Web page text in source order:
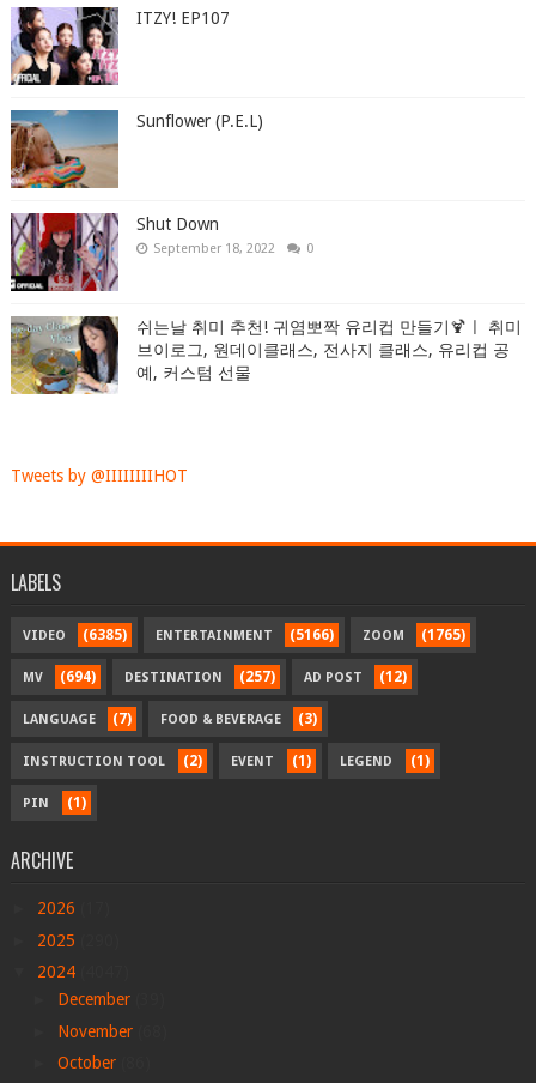
ITZY! EP107
Sunflower (P.E.L)
Shut Down
September 18, 2022 0
쉬는날 취미 추천! 귀염뽀짝 유리컵 만들기🍹ㅣ 취미
브이로그, 원데이클래스, 전사지 클래스, 유리컵 공
예, 커스텀 선물
Tweets by @IIIIIIIIHOT
LABELS
VIDEO (6385) ENTERTAINMENT (5166) ZOOM (1765)
MV (694) DESTINATION (257) AD POST (12)
LANGUAGE (7) FOOD & BEVERAGE (3)
INSTRUCTION TOOL (2) EVENT (1) LEGEND (1)
PIN (1)
ARCHIVE
2026
2025
2024
December
November
October